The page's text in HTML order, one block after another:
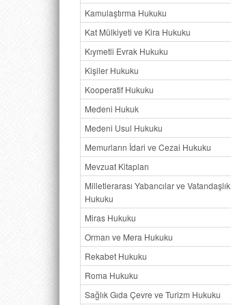
Kamulaştırma Hukuku
Kat Mülkiyeti ve Kira Hukuku
Kıymetli Evrak Hukuku
Kişiler Hukuku
Kooperatif Hukuku
Medeni Hukuk
Medeni Usul Hukuku
Memurların İdari ve Cezai Hukuku
Mevzuat Kitapları
Milletlerarası Yabancılar ve Vatandaşlık
Hukuku
Miras Hukuku
Orman ve Mera Hukuku
Rekabet Hukuku
Roma Hukuku
Sağlık Gıda Çevre ve Turizm Hukuku